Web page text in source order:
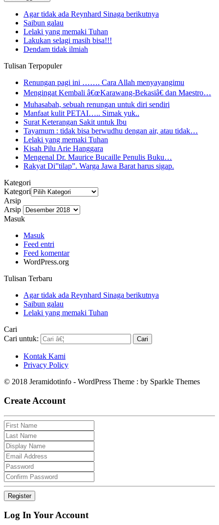
Agar tidak ada Reynhard Sinaga berikutnya
Saibun galau
Lelaki yang memaki Tuhan
Lakukan selagi masih bisa!!!
Dendam tidak ilmiah
Tulisan Terpopuler
Renungan pagi ini ……. Cara Allah menyayangimu
Mengingat Kembali â€œKarawang-Bekasiâ€ dan Maestro…
Muhasabah, sebuah renungan untuk diri sendiri
Manfaat kulit PETAI….. Simak yuk..
Surat Keterangan Sakit untuk Ibu
Tayamum : tidak bisa berwudhu dengan air, atau tidak…
Lelaki yang memaki Tuhan
Kisah Pilu Arie Hanggara
Mengenal Dr. Maurice Bucaille Penulis Buku…
Rakyat Di”tilap”. Warga Jawa Barat harus sigap.
Kategori
Kategori
Arsip
Arsip
Masuk
Masuk
Feed entri
Feed komentar
WordPress.org
Tulisan Terbaru
Agar tidak ada Reynhard Sinaga berikutnya
Saibun galau
Lelaki yang memaki Tuhan
Cari
Cari untuk:
Kontak Kami
Privacy Policy
© 2018 Jeramidotinfo - WordPress Theme : by Sparkle Themes
Create Account
Log In Your Account